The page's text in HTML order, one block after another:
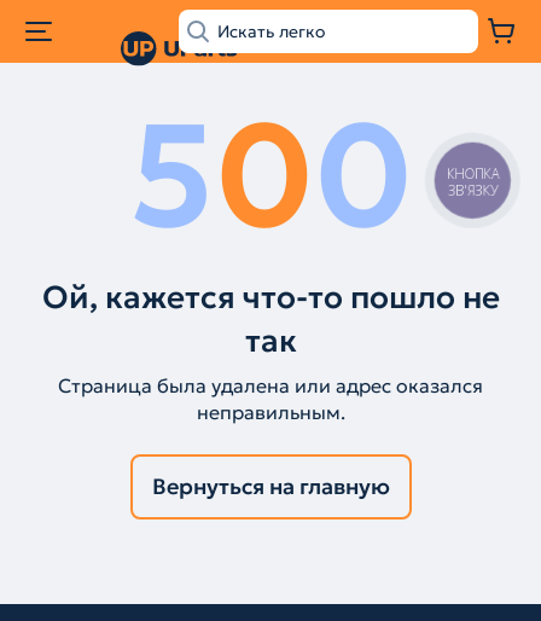
500
Ой, кажется что-то пошло не
так
Страница была удалена или адрес оказался
неправильным.
Вернуться на главную
КНОПКА
ЗВ'ЯЗКУ